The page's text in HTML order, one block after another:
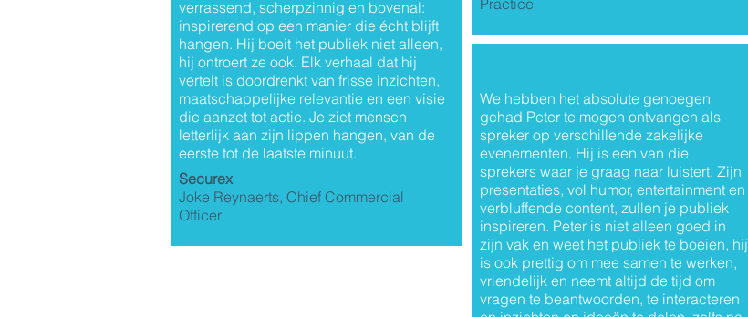
verrassend, scherpzinnig en bovenal:
inspirerend op een manier die écht blijft
hangen. Hij boeit het publiek niet alleen,
hij ontroert ze ook. Elk verhaal dat hij
vertelt is doordrenkt van frisse inzichten,
maatschappelijke relevantie en een visie
die aanzet tot actie. Je ziet mensen
letterlijk aan zijn lippen hangen, van de
eerste tot de laatste minuut.
Securex
Joke Reynaerts, Chief Commercial
Officer
Practice
We hebben het absolute genoegen
gehad Peter te mogen ontvangen als
spreker op verschillende zakelijke
evenementen. Hij is een van die
sprekers waar je graag naar luistert. Zijn
presentaties, vol humor, entertainment en
verbluffende content, zullen je publiek
inspireren. Peter is niet alleen goed in
zijn vak en weet het publiek te boeien, hij
is ook prettig om mee samen te werken,
vriendelijk en neemt altijd de tijd om
vragen te beantwoorden, te interacteren